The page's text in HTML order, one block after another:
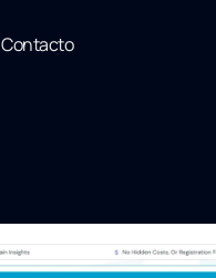
Contacto